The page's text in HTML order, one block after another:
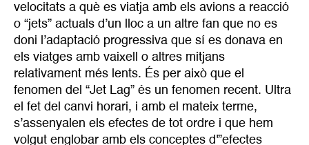
velocitats a què es viatja amb els avions a reacció
o “jets” actuals d’un lloc a un altre fan que no es
doni l’adaptació progressiva que sí es donava en
els viatges amb vaixell o altres mitjans
relativament més lents. És per això que el
fenomen del “Jet Lag” és un fenomen recent. Ultra
el fet del canvi horari, i amb el mateix terme,
s’assenyalen els efectes de tot ordre i que hem
volgut englobar amb els conceptes d'”efectes